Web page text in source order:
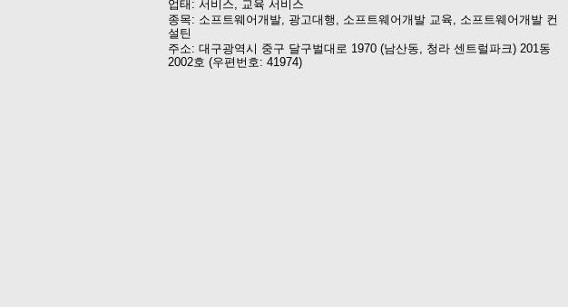
업태: 서비스, 교육 서비스
종목: 소프트웨어개발, 광고대행, 소프트웨어개발 교육, 소프트웨어개발 컨
설틴
주소: 대구광역시 중구 달구벌대로 1970 (남산동, 청라 센트럴파크) 201동
2002호 (우편번호: 41974)